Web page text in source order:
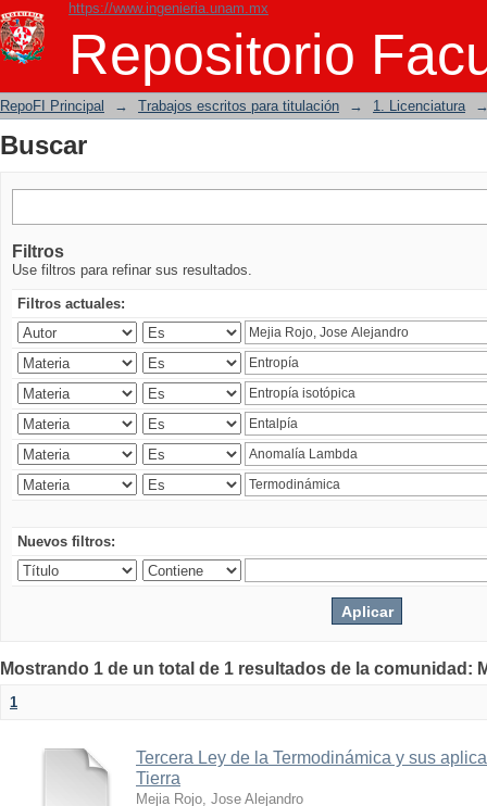
https://www.ingenieria.unam.mx
Repositorio
Buscar
RepoFI Principal → Trabajos escritos para titulación → 1. Licenciatura
Buscar
Filtros
Use filtros para refinar sus resultados.
Filtros actuales:
Nuevos filtros:
Mostrando 1 de un total de 1 resultados de la comunidad:
1
Tercera Ley de la Termodinámica y sus
Tierra
Mejia Rojo, Jose Alejandro